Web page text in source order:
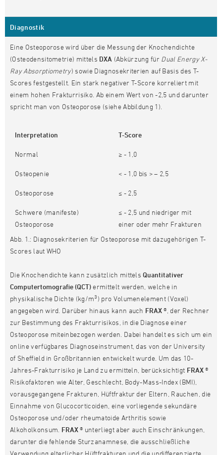
Diagnostik
Eine Osteoporose wird über die Messung der Knochendichte
(Osteodensitometrie) mittels DXA (Abkürzung für Dual Energy X-
Ray Absorptiometry) sowie Diagnosekriterien auf Basis des T-
Scores festgestellt. Ein stark negativer T-Score korreliert mit
einem hohen Frakturrisiko. Ab einem Wert von -2,5 und darunter
spricht man von Osteoporose (siehe Abbildung 1).
Interpretation T-Score
Normal ≥ - 1,0
Osteopenie < - 1,0 bis > – 2,5
Osteoporose ≤ - 2,5
Schwere (manifeste)
Osteoporose
≤ - 2,5 und niedriger mit
einer oder mehr Frakturen
Abb. 1.: Diagnosekriterien für Osteoporose mit dazugehörigen T-
Scores laut WHO
Die Knochendichte kann zusätzlich mittelsQuantitativer
Computertomografie (QCT)ermittelt werden, welche in
physikalische Dichte (kg/m3) pro Volumenelement (Voxel)
angegeben wird. Darüber hinaus kann auch FRAX®, der Rechner
zur Bestimmung des Frakturrisikos, in die Diagnose einer
Osteoporose miteinbezogen werden. Dabei handelt es sich um ein
online verfügbares Diagnoseinstrument, das von der University
of Sheffield in Großbritannien entwickelt wurde. Um das 10-
Jahres-Frakturrisiko je Land zu ermitteln, berücksichtigt FRAX®
Risikofaktoren wie Alter, Geschlecht, Body-Mass-Index (BMI),
vorausgegangene Frakturen, Hüftfraktur der Eltern, Rauchen, die
Einnahme von Glucocorticoiden, eine vorliegende sekundäre
Osteoporose und/oder rheumatoide Arthritis sowie
Alkoholkonsum. FRAX® unterliegt aber auch Einschränkungen,
darunter die fehlende Sturzanamnese, die ausschließliche
Verwendung elterlicher Hüftfrakturen und die undifferenzierte